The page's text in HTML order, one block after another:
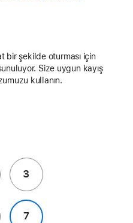
bir şekilde oturması için
Size uygun kayış
kullanın.
3
7